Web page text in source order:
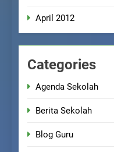
April 2012
Categories
Agenda Sekolah
Berita Sekolah
Blog Guru